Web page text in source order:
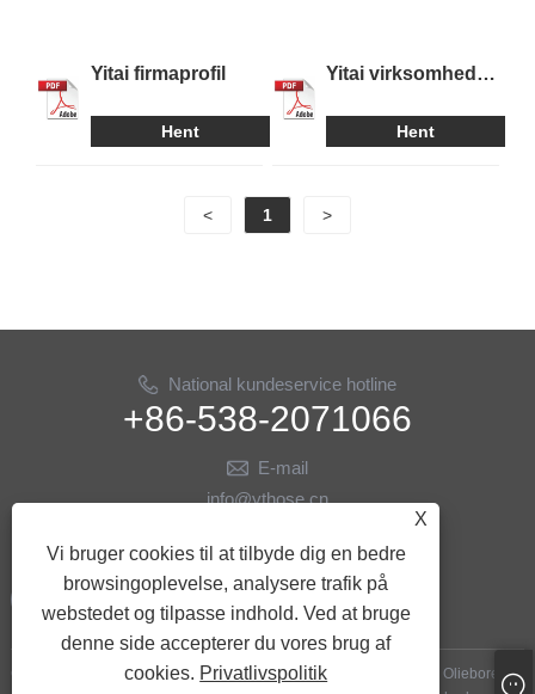
Yitai firmaprofil
Hent
Yitai virksomhed
russisk version
Hent
< 1 >
National kundeservice hotline
+86-538-2071066
E-mail
info@ythose.cn
FØLG OS
Copyright © 2023 Shandong Yitai Hydraulic Technology Co., Ltd. - Olieborende
X
Vi bruger cookies til at tilbyde dig en bedre
browsingoplevelse, analysere trafik på
webstedet og tilpasse indhold. Ved at bruge
denne side accepterer du vores brug af
cookies. Privatlivspolitik